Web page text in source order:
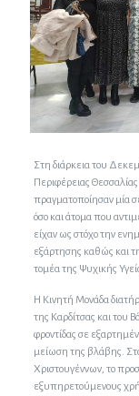
Στη διάρκεια του
Περιφέρειας
πραγματοποίησαν μία
όσο και άτομα που
είχαν ως στόχο την
εξάρτησης καθώς και
τομέα της Ψυχικής
Η Κινητή Μονάδα
της Καρδίτσας και του
φροντίδας σε
μείωση της βλάβης.
Χριστουγέννων, το
εξυπηρετούμενους